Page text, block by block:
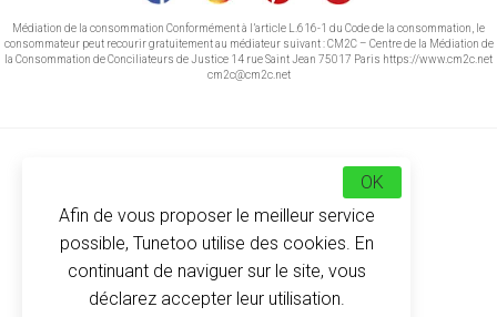
Médiation de la consommation Conformément à l’article L.616-1 du Code de la consommation, le
consommateur peut recourir gratuitement au médiateur suivant : CM2C – Centre de la Médiation de
la Consommation de Conciliateurs de Justice 14 rue Saint Jean 75017 Paris https://www.cm2c.net
cm2c@cm2c.net
© Copyright 2026 -Tunetoo
Afin de vous proposer le meilleur service
possible, Tunetoo utilise des cookies. En
continuant de naviguer sur le site, vous
déclarez accepter leur utilisation.
OK